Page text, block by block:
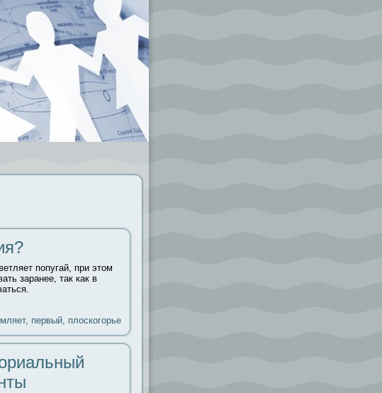
попугай, при этом
заранее, так как в
, первый, плоскогорье